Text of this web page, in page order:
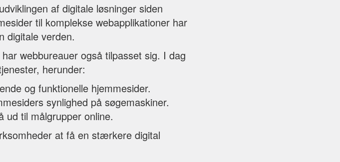
af digitale løsninger siden
til komplekse webapplikationer har
digitale verden.
webbureauer også tilpasset sig. I dag
herunder:
og funktionelle hjemmesider.
synlighed på søgemaskiner.
ud til målgrupper online.
at få en stærkere digital